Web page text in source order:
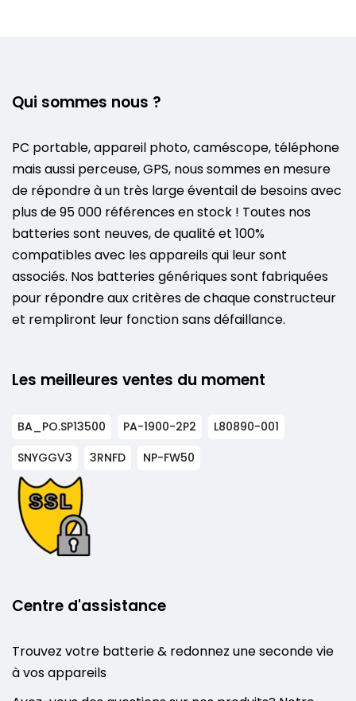
Qui sommes nous ?
PC portable, appareil photo, caméscope, téléphone
mais aussi perceuse, GPS, nous sommes en mesure
de répondre à un très large éventail de besoins avec
plus de 95 000 références en stock ! Toutes nos
batteries sont neuves, de qualité et 100%
compatibles avec les appareils qui leur sont
associés. Nos batteries génériques sont fabriquées
pour répondre aux critères de chaque constructeur
et rempliront leur fonction sans défaillance.
Les meilleures ventes du moment
BA_PO.SP13500 PA-1900-2P2
L80890-001
SNYGGV3
3RNFD NP-FW50
Centre d'assistance
Trouvez votre batterie & redonnez une seconde vie
à vos appareils